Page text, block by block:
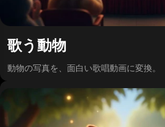
歌う動物
動物の写真を、面白い歌唱動画に変換。